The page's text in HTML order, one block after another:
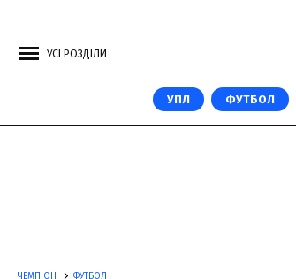
УСІ РОЗДІЛИ
УПЛ ФУТБОЛ
ЧЕМПІОН ФУТБОЛ